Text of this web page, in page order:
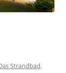
Strandbad.